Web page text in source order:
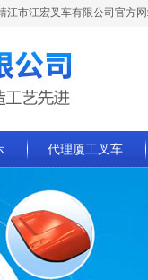
市江宏叉车有限公司官方
代理厦工叉车